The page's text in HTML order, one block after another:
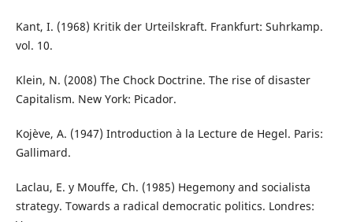
Kant, I. (1968) Kritik der Urteilskraft. Frankfurt: Suhrkamp.
vol. 10.
Klein, N. (2008) The Chock Doctrine. The rise of disaster
Capitalism. New York: Picador.
Kojève, A. (1947) Introduction à la Lecture de Hegel. Paris:
Gallimard.
Laclau, E. y Mouffe, Ch. (1985) Hegemony and socialista
strategy. Towards a radical democratic politics. Londres: